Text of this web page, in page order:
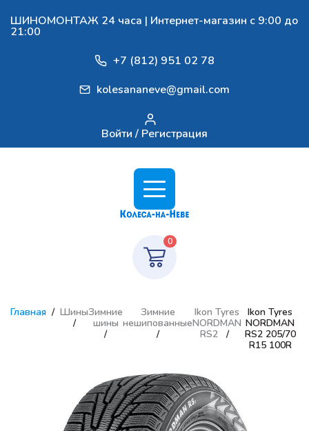
ШИНОМОНТАЖ 24 часа | Интернет-магазин с 9:00 до
21:00
+7 (812) 951 02 78
kolesananeve@gmail.com
Войти / Регистрация
0
Главная ШиныЗимние
шины
Зимние
нешипованные
Ikon Tyres
NORDMAN
RS2
Ikon Tyres
NORDMAN
RS2 205/70
R15 100R